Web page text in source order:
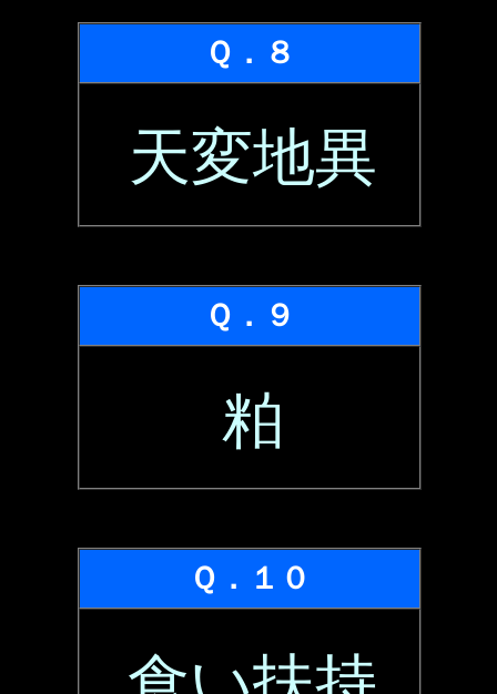
Ｑ．８
天変地異
Ｑ．９
粕
Ｑ．１０